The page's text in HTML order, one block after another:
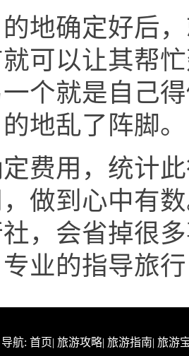
地确定好后
可以让其帮
个就是自己
地乱了阵脚。
费用，统计
做到心中有
，会省掉很
业的指导旅
航: 首页| 旅游攻略| 旅游指南| 旅游